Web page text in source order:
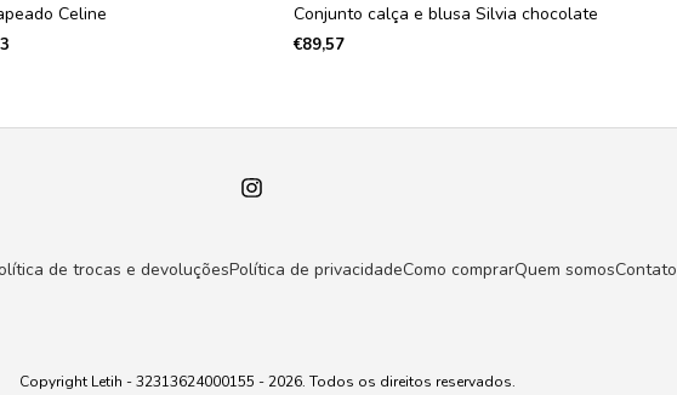
Celine Conjunto calça e blusa Silvia chocolate
€89,57
de trocas e devoluçõesPolítica de privacidadeComo comprarQuem somosContato
Copyright Letih - 32313624000155 - 2026. Todos os direitos reservados.